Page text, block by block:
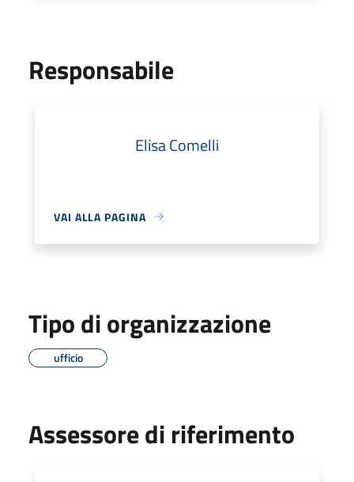
Responsabile
Elisa Comelli
VAI ALLA PAGINA
Tipo di organizzazione
ufficio
Assessore di riferimento